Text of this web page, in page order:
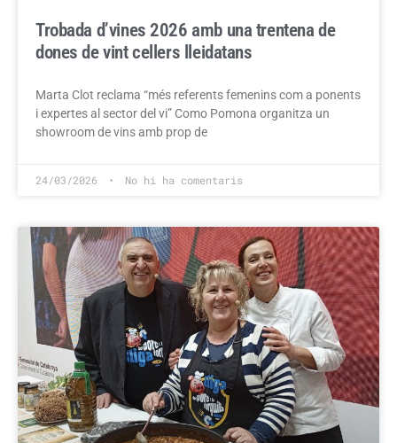
Trobada d’vines 2026 amb una trentena de
dones de vint cellers lleidatans
Marta Clot reclama “més referents femenins com a ponents
i expertes al sector del vi” Como Pomona organitza un
showroom de vins amb prop de
24/03/2026 No hi ha comentaris